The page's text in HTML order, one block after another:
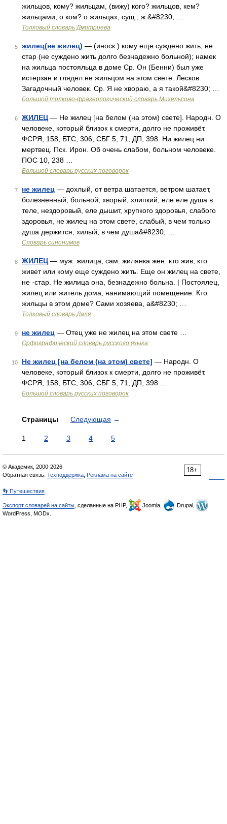
жильцов, кому? жильцам, (вижу) кого? жильцов, кем?
жильцами, о ком? о жильцах; сущ., ж.&#8230; …
Толковый словарь Дмитриева
5 жилец(не жилец) — (иноск.) кому еще суждено жить, не
стар (не суждено жить долго безнадежно больной); намек
на жильца постояльца в доме Ср. Он (Бенни) был уже
истерзан и глядел не жильцом на этом свете. Лесков.
Загадочный человек. Ср. Я не хвораю, а я такой&#8230; …
Большой толково-фразеологический словарь Михельсона
6 ЖИЛЕЦ — Не жилец [на белом (на этом) свете]. Народн. О
человеке, который близок к смерти, долго не проживёт.
ФСРЯ, 158; БТС, 306; СБГ 5, 71; ДП, 398. Ни жилец ни
мертвец. Пск. Ирон. Об очень слабом, больном человеке.
ПОС 10, 238 …
Большой словарь русских поговорок
7 не жилец — дохлый, от ветра шатается, ветром шатает,
болезненный, больной, хворый, хлипкий, еле еле душа в
теле, нездоровый, еле дышит, хрупкого здоровья, слабого
здоровья, не жилец на этом свете, слабый, в чем только
душа держится, хилый, в чем душа&#8230; …
Словарь синонимов
8 ЖИЛЕЦ — муж. жилица, сам. жилянка жен. кто жив, кто
живет или кому еще суждено жить. Еще он жилец на свете,
не ·стар. Не жилица она, безнадежно больна. | Постоялец,
жилец или житель дома, нанимающий помещение. Кто
жильцы в этом доме? Сами хозяева, а&#8230; …
Толковый словарь Даля
9 не жилец — Отец уже не жилец на этом свете …
Орфографический словарь русского языка
10 Не жилец [на белом (на этом) свете] — Народн. О
человеке, который близок к смерти, долго не проживёт.
ФСРЯ, 158; БТС, 306; СБГ 5, 71; ДП, 398 …
Большой словарь русских поговорок
Страницы Следующая →
1 2 3 4 5
18+
© Академик, 2000-2026
Обратная связь: Техподдержка Реклама на сайте
👣 Путешествия
Экспорт словарей на сайты , сделанные на PHP, Joomla,
Drupal,
WordPress, MODx.